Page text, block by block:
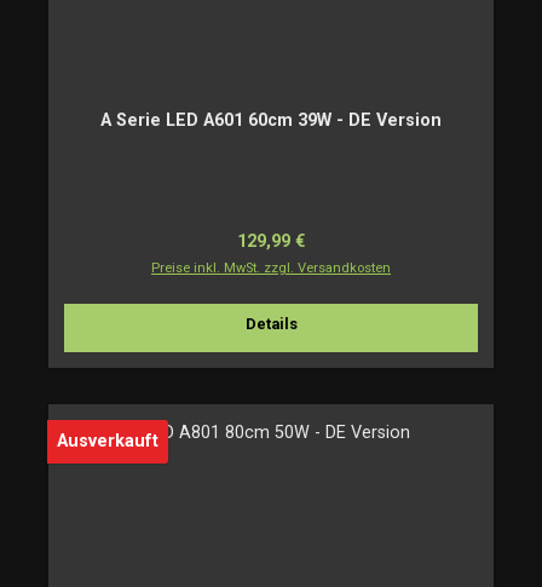
A Serie LED A601 60cm 39W - DE Version
Regulärer Preis:
129,99 €
Preise inkl. MwSt. zzgl. Versandkosten
Details
Ausverkauft